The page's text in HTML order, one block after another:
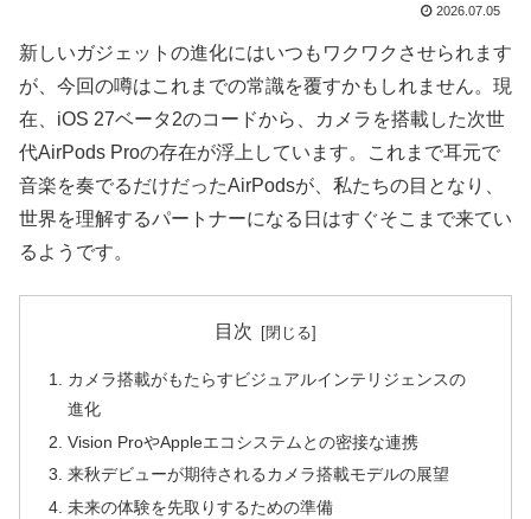
2026.07.05
新しいガジェットの進化にはいつもワクワクさせられます
が、今回の噂はこれまでの常識を覆すかもしれません。現
在、iOS 27ベータ2のコードから、カメラを搭載した次世
代AirPods Proの存在が浮上しています。これまで耳元で
音楽を奏でるだけだったAirPodsが、私たちの目となり、
世界を理解するパートナーになる日はすぐそこまで来てい
るようです。
目次
カメラ搭載がもたらすビジュアルインテリジェンスの
進化
Vision ProやAppleエコシステムとの密接な連携
来秋デビューが期待されるカメラ搭載モデルの展望
未来の体験を先取りするための準備